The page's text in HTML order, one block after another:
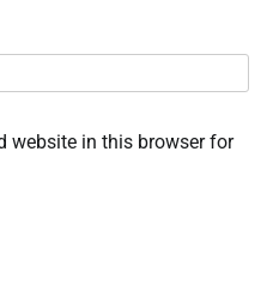
website in this browser for